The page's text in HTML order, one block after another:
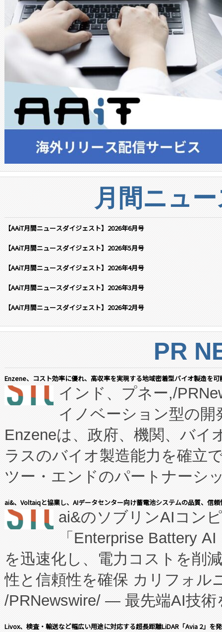
月間ニュ
【AAiT月間ニュースダイジェスト】2026年6月号
【AAiT月間ニュースダイジェスト】2026年5月号
【AAiT月間ニュースダイジェスト】2026年4月号
【AAiT月間ニュースダイジェスト】2026年3月号
【AAiT月間ニュースダイジェスト】2026年2月号
PR
Enzene、コスト効率に優れ、高収率を実現する地域密着型バイオ製造を
インド、プネー,/
イノベーション型の
Enzeneは、政府、機関、バイ
ラスのバイオ製造能力を確立
ツー・エンドのパートナーシ
表しました。 同社の実績ある
manufacturing™ (FCCM™) プ
たNeXは、バイオ医薬品製造
従来のフェッドバッチ施設の
に、患者やサプライチェーン
キー方式で拡張性が高く、持
す。FCCM‑を活用した現地生
ai&、Voltaiqと協業し、AIデータセンター向け蓄電池システムの品質、信
ai&のソブリンAIコン
「Enterprise Battery
を迅速化し、電力コストを削
性と信頼性を確保 カリフォル
/PRNewswire/ — 最先端AI技術
会社エーアイ・アンド：本社
Livox、検査・輸送など幅広い用途に対応する超長距離LiDAR「Avia 2」を